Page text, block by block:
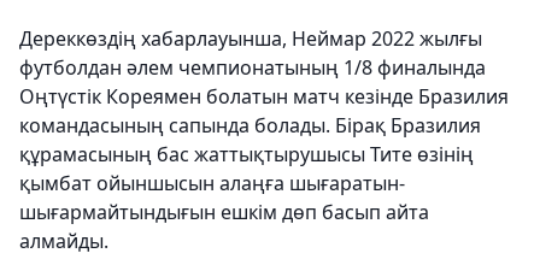
Дереккөздің хабарлауынша, Неймар 2022 жылғы
футболдан әлем чемпионатының 1/8 финалында
Оңтүстік Кореямен болатын матч кезінде Бразилия
командасының сапында болады. Бірақ Бразилия
құрамасының бас жаттықтырушысы Тите өзінің
қымбат ойыншысын алаңға шығаратын-
шығармайтындығын ешкім дөп басып айта
алмайды.